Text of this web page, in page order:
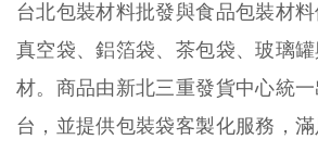
台北包裝材料批發與食品包裝材
真空袋、鋁箔袋、茶包袋、玻璃
材。商品由新北三重發貨中心統
台，並提供包裝袋客製化服務，